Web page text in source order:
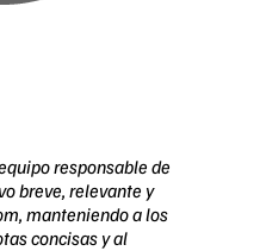
responsable de
breve, relevante y
manteniendo a los
concisas y al